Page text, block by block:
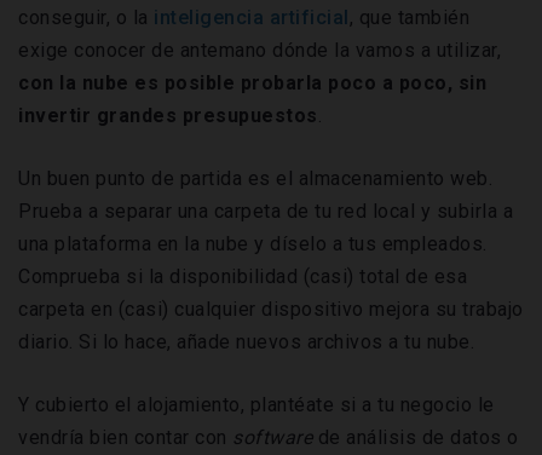
conseguir, o la inteligencia artificial, que también
exige conocer de antemano dónde la vamos a utilizar,
con la nube es posible probarla poco a poco, sin
invertir grandes presupuestos.
Un buen punto de partida es el almacenamiento web.
Prueba a separar una carpeta de tu red local y subirla a
una plataforma en la nube y díselo a tus empleados.
Comprueba si la disponibilidad (casi) total de esa
carpeta en (casi) cualquier dispositivo mejora su trabajo
diario. Si lo hace, añade nuevos archivos a tu nube.
Y cubierto el alojamiento, plantéate si a tu negocio le
vendría bien contar con softwarede análisis de datos o